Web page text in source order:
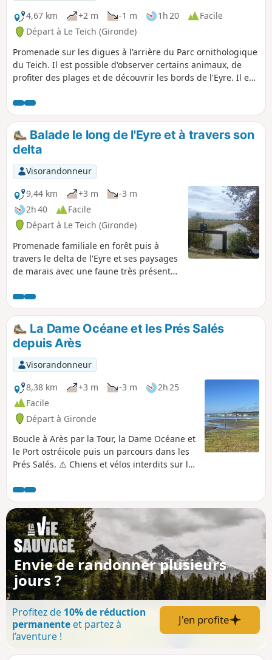
4,67 km
+2 m -1 m 1h 20
Facile
Départ à Le Teich (Gironde)
Promenade sur les digues à l'arrière du Parc ornithologique
du Teich. Il est possible d'observer certains animaux, de
profiter des plages et de découvrir les bords de l'Eyre. Il est
la chute dans les zones sableuses.
Balade le long de l'Eyre et à travers son
delta
Visorandonneur
9,44 km
+3 m
-3 m
2h 40
Facile
Départ à Le Teich (Gironde)
Promenade familiale en forêt puis à
travers le delta de l'Eyre et ses paysages
de marais avec une faune très présente
La Dame Océane et les Prés Salés
depuis Arès
Visorandonneur
8,38 km
+3 m -3 m
2h 25
Facile
Départ à Gironde
Boucle à Arès par la Tour, la Dame Océane et
le Port ostréicole puis un parcours dans les
Prés Salés. ⚠️ Chiens et vélos interdits sur le
d'Arès et de Lège-Cap Ferret.
Envie de randonner plusieurs
jours ?
Profitez de 10% de réduction
permanenteet partez à
l’aventure !
J'en profite